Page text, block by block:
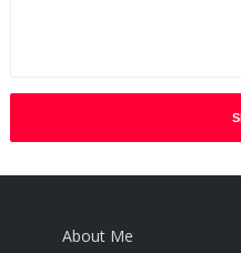
About Me